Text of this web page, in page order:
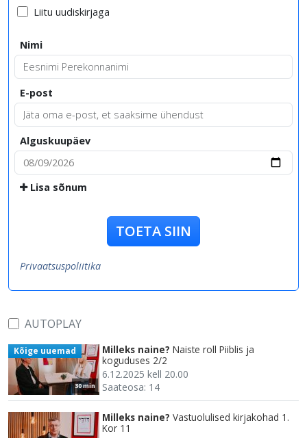
Liitu uudiskirjaga
Nimi
E-post
Alguskuupäev
Lisa sõnum
TOETA SIIN
Privaatsuspoliitika
AUTOPLAY
30 min
Kõige uuemad Milleks naine? Naiste roll Piiblis ja
koguduses 2/2
6.12.2025 kell 20.00
Saateosa: 14
Milleks naine? Vastuolulised kirjakohad 1.
Kor 11